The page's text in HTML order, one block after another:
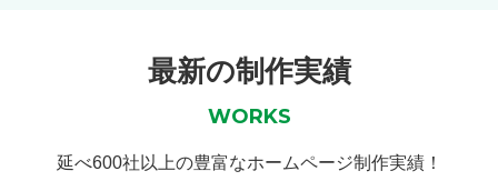
最新の制作実績
WORKS
延べ600社以上の豊富なホームページ制作実績！